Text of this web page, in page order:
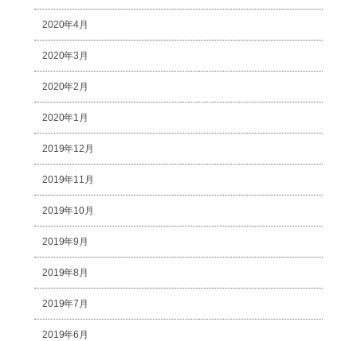
2020年4月
2020年3月
2020年2月
2020年1月
2019年12月
2019年11月
2019年10月
2019年9月
2019年8月
2019年7月
2019年6月